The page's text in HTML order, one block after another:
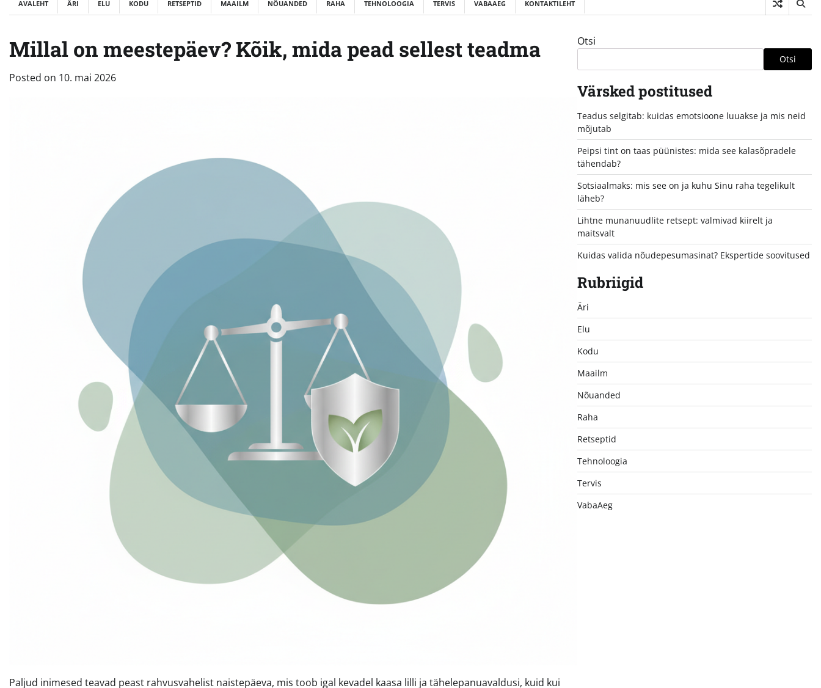
AVALEHT ÄRI ELU KODU RETSEPTID MAAILM NÕUANDED RAHA TEHNOLOOGIA TERVIS VABAAEG KONTAKTILEHT
Millal on meestepäev? Kõik, mida pead sellest teadma
Posted on 10. mai 2026
Paljud inimesed teavad peast rahvusvahelist naistepäeva, mis toob igal kevadel kaasa lilli ja tähelepanuavaldusi, kuid kui
Otsi
Otsi
Värsked postitused
Teadus selgitab: kuidas emotsioone luuakse ja mis neid
mõjutab
Peipsi tint on taas püünistes: mida see kalasõpradele
tähendab?
Sotsiaalmaks: mis see on ja kuhu Sinu raha tegelikult
läheb?
Lihtne munanuudlite retsept: valmivad kiirelt ja
maitsvalt
Kuidas valida nõudepesumasinat? Ekspertide soovitused
Rubriigid
Äri
Elu
Kodu
Maailm
Nõuanded
Raha
Retseptid
Tehnoloogia
Tervis
VabaAeg